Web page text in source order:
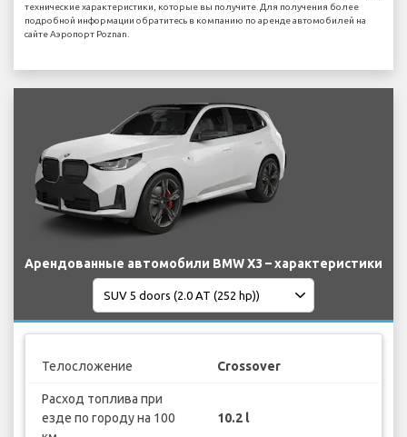
технические характеристики, которые вы получите. Для получения более
подробной информации обратитесь в компанию по аренде автомобилей на
сайте Аэропорт Poznan.
Арендованные автомобили BMW X3 – характеристики
Телосложение Crossover
Расход топлива при
езде по городу на 100
10.2 l